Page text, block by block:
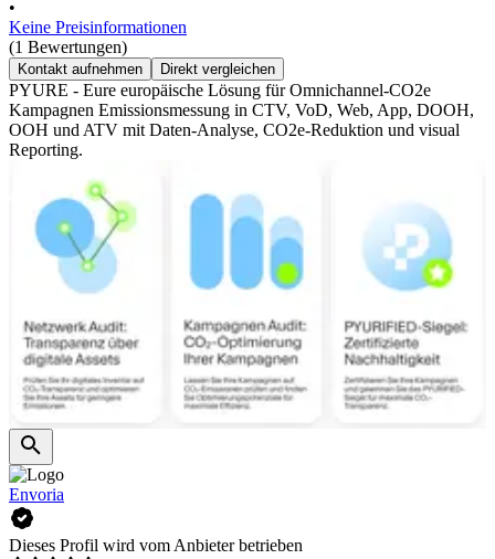
•
Keine Preisinformationen
(1 Bewertungen)
Kontakt aufnehmen Direkt vergleichen
PYURE - Eure europäische Lösung für Omnichannel-CO2e
Kampagnen Emissionsmessung in CTV, VoD, Web, App, DOOH,
OOH und ATV mit Daten-Analyse, CO2e-Reduktion und visual
Reporting.
Envoria
Dieses Profil wird vom Anbieter betrieben